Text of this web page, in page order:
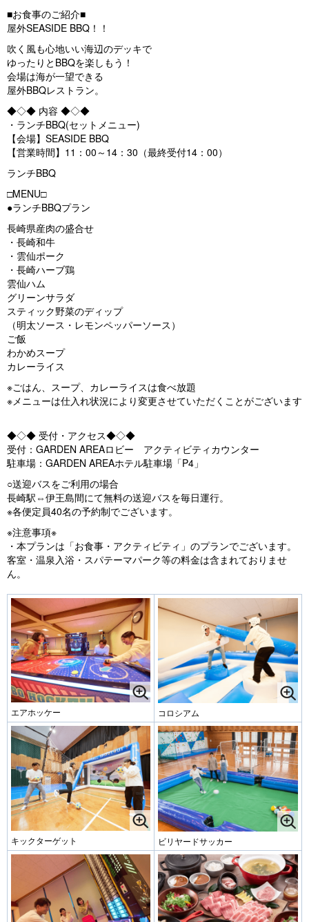
■お食事のご紹介■
屋外SEASIDE BBQ！！
吹く風も心地いい海辺のデッキで
ゆったりとBBQを楽しもう！
会場は海が一望できる
屋外BBQレストラン。
◆◇◆ 内容 ◆◇◆
・ランチBBQ(セットメニュー)
【会場】SEASIDE BBQ
【営業時間】11：00～14：30（最終受付14：00）
ランチBBQ
□MENU□
●ランチBBQプラン
長崎県産肉の盛合せ
・長崎和牛
・雲仙ポーク
・長崎ハーブ鶏
雲仙ハム
グリーンサラダ
スティック野菜のディップ
（明太ソース・レモンペッパーソース）
ご飯
わかめスープ
カレーライス
※ごはん、スープ、カレーライスは食べ放題
※メニューは仕入れ状況により変更させていただくことがございます
◆◇◆ 受付・アクセス◆◇◆
受付：GARDEN AREAロビー アクティビティカウンター
駐車場：GARDEN AREAホテル駐車場「P4」
○送迎バスをご利用の場合
長崎駅⇔伊王島間にて無料の送迎バスを毎日運行。
※各便定員40名の予約制でございます。
※注意事項※
・本プランは「お食事・アクティビティ」のプランでございます。
客室・温泉入浴・スパテーマパーク等の料金は含まれておりませ
ん。
エアホッケー コロシアム
キックターゲット ビリヤードサッカー